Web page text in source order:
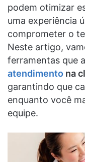
podem otimizar
uma experiência
comprometer o
Neste artigo,
ferramentas que
atendimento na
garantindo que
enquanto você
equipe.